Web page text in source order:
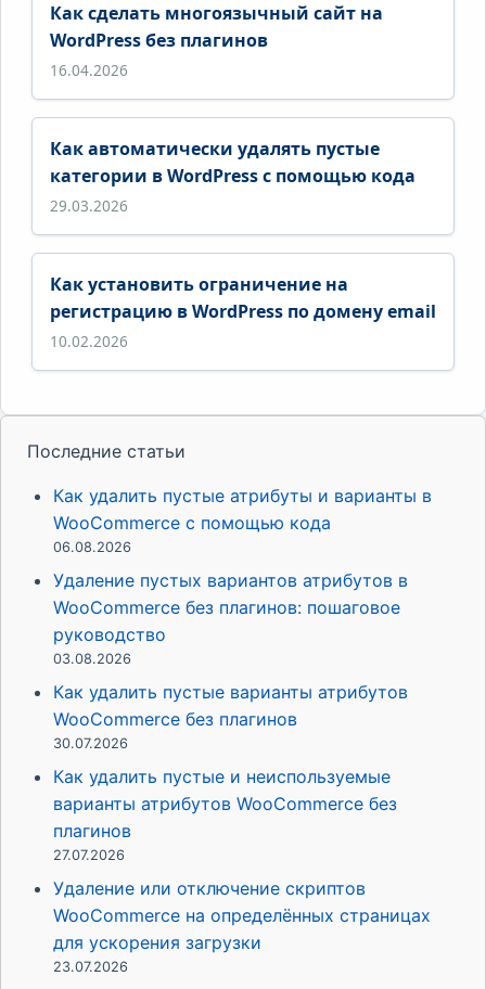
Как сделать многоязычный сайт на
WordPress без плагинов
16.04.2026
Как автоматически удалять пустые
категории в WordPress с помощью кода
29.03.2026
Как установить ограничение на
регистрацию в WordPress по домену email
10.02.2026
Последние статьи
Как удалить пустые атрибуты и варианты в
WooCommerce с помощью кода
06.08.2026
Удаление пустых вариантов атрибутов в
WooCommerce без плагинов: пошаговое
руководство
03.08.2026
Как удалить пустые варианты атрибутов
WooCommerce без плагинов
30.07.2026
Как удалить пустые и неиспользуемые
варианты атрибутов WooCommerce без
плагинов
27.07.2026
Удаление или отключение скриптов
WooCommerce на определённых страницах
для ускорения загрузки
23.07.2026